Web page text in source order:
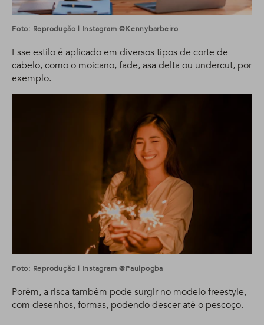
Foto: Reprodução | Instagram @kennybarbeiro
Esse estilo é aplicado em diversos tipos de corte de
cabelo, como o moicano, fade, asa delta ou undercut, por
exemplo.
Foto: Reprodução | Instagram @paulpogba
Porém, a risca também pode surgir no modelo freestyle,
com desenhos, formas, podendo descer até o pescoço.